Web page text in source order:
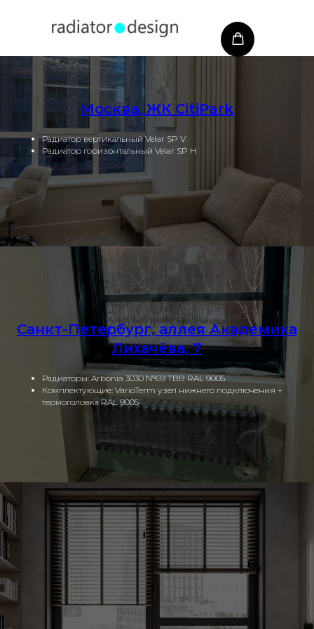
Москва, ЖК CitiPark
Радиатор вертикальный Velar SP V
Радиатор горизонтальный Velar SP H
Санкт-Петербург, аллея Академика
Лихачёва, 7
Радиаторы: Arbonia 3030 №69 ТВВ RAL 9005
Комплектующие: VarioTerm узел нижнего подключения +
термоголовка RAL 9005